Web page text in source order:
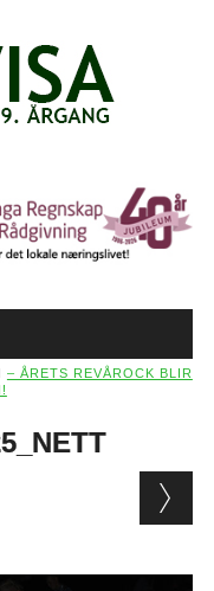
– ÅRETS REVÅROCK BLIR